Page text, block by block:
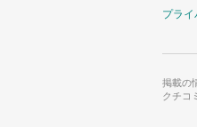
プラ
掲載の
クチコ